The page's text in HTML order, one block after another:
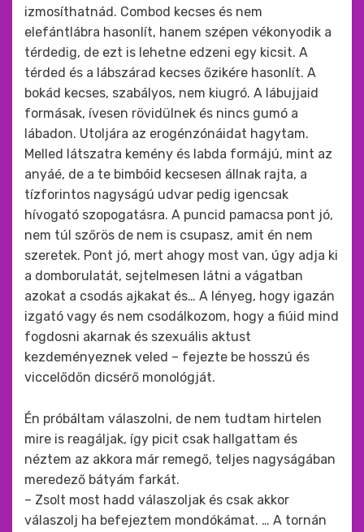
izmosíthatnád. Combod kecses és nem
elefántlábra hasonlít, hanem szépen vékonyodik a
térdedig, de ezt is lehetne edzeni egy kicsit. A
térded és a lábszárad kecses őzikére hasonlít. A
bokád kecses, szabályos, nem kiugró. A lábujjaid
formásak, ívesen rövidülnek és nincs gumó a
lábadon. Utoljára az erogénzónáidat hagytam.
Melled látszatra kemény és labda formájú, mint az
anyáé, de a te bimbóid kecsesen állnak rajta, a
tízforintos nagyságú udvar pedig igencsak
hívogató szopogatásra. A puncid pamacsa pont jó,
nem túl szőrös de nem is csupasz, amit én nem
szeretek. Pont jó, mert ahogy most van, úgy adja ki
a domborulatát, sejtelmesen látni a vágatban
azokat a csodás ajkakat és… A lényeg, hogy igazán
izgató vagy és nem csodálkozom, hogy a fiúid mind
fogdosni akarnak és szexuális aktust
kezdeményeznek veled – fejezte be hosszú és
viccelődőn dicsérő monológját.
Én próbáltam válaszolni, de nem tudtam hirtelen
mire is reagáljak, így picit csak hallgattam és
néztem az akkora már remegő, teljes nagyságában
meredező bátyám farkát.
– Zsolt most hadd válaszoljak és csak akkor
válaszolj ha befejeztem mondókámat. … A tornán